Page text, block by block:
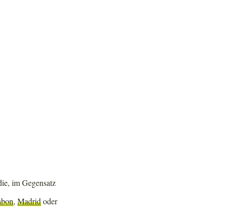
im Gegensatz
,Madridoder